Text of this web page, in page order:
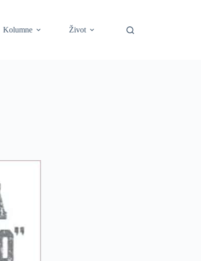
Kolumne Život